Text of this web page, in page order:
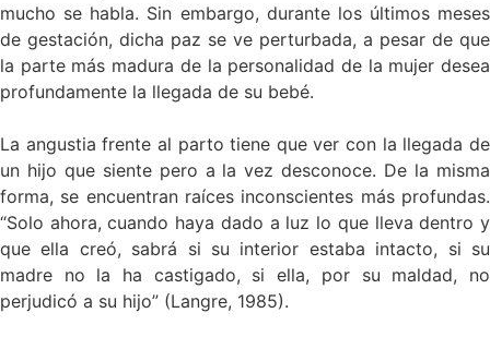
mucho se habla. Sin embargo, durante los últimos meses
de gestación, dicha paz se ve perturbada, a pesar de que
la parte más madura de la personalidad de la mujer desea
profundamente la llegada de su bebé.
La angustia frente al parto tiene que ver con la llegada de
un hijo que siente pero a la vez desconoce. De la misma
forma, se encuentran raíces inconscientes más profundas.
“Solo ahora, cuando haya dado a luz lo que lleva dentro y
que ella creó, sabrá si su interior estaba intacto, si su
madre no la ha castigado, si ella, por su maldad, no
perjudicó a su hijo” (Langre, 1985).